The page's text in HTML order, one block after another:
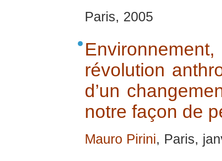
Paris, 2005
révolution
d’un
notre façon de
Mauro Pirini, Paris,